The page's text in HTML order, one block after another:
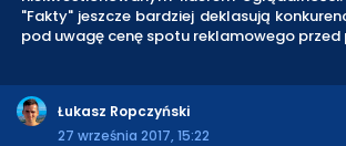
"Fakty" jeszcze bardziej deklasują
pod uwagę cenę spotu reklamowego
Łukasz Ropczyński
27 września 2017, 15:22